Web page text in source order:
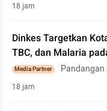
18 jam
Dinkes Targetkan
TBC, dan Malaria
Media Partner Pandangan
18 jam